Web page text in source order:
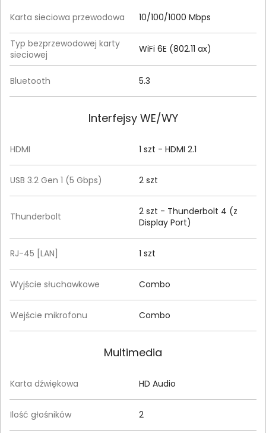
Karta sieciowa przewodowa 10/100/1000 Mbps
Typ bezprzewodowej karty
sieciowej
WiFi 6E (802.11 ax)
Bluetooth 5.3
Interfejsy WE/WY
HDMI 1 szt - HDMI 2.1
USB 3.2 Gen 1 (5 Gbps) 2 szt
Thunderbolt
2 szt - Thunderbolt 4 (z
Display Port)
RJ-45 [LAN] 1 szt
Wyjście słuchawkowe Combo
Wejście mikrofonu Combo
Multimedia
Karta dźwiękowa HD Audio
Ilość głośników 2